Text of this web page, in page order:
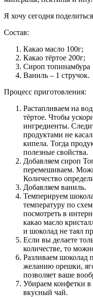
Я хочу сегодня
Состав:
Какао масло 100г;
Какао тёртое 200г;
Сироп топинамбура
Ваниль – 1 стручок.
Процесс приготовления:
Растапливаем на
тёртое. Чтобы
ингредиенты.
продуктами не
кипела. Тогда
полезные свойства.
Добавляем сироп
перемешиваем.
Количество
Добавляем ваниль.
Темперируем
температуру по
посмотреть в
какао масло
и шоколад не таял
Если вы делаете
количестве, то
Разливаем шоколад
желанию орешки,
позволяет ваше
Убираем конфетки в
вкусный чай.